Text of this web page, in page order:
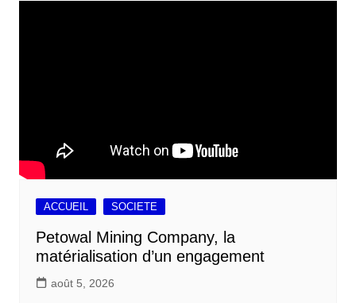
ACCUEIL SOCIETE
Petowal Mining Company, la
matérialisation d’un engagement
août 5, 2026